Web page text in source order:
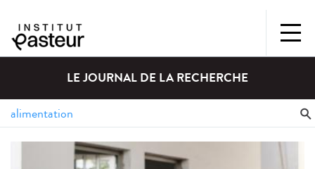
LE JOURNAL DE LA RECHERCHE